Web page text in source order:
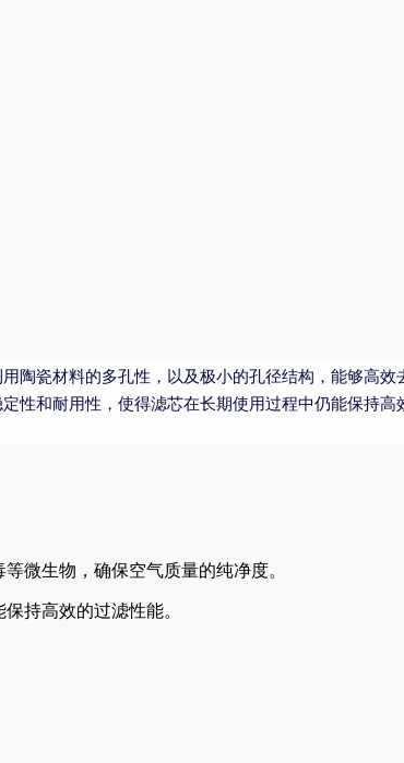
陶瓷材料的多孔性，以及极小的孔径结构，能够高效
性和耐用性，使得滤芯在长期使用过程中仍能保持
微生物，确保空气质量的纯净度。
持高效的过滤性能。